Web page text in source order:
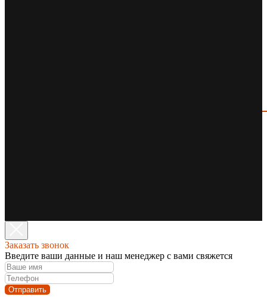
Заказать звонок
Введите ваши данные и наш менеджер с вами свяжется
Отправить